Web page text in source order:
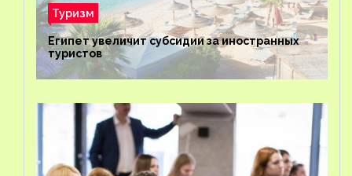
Туризм
Египет увеличит субсидии за иностранных
туристов